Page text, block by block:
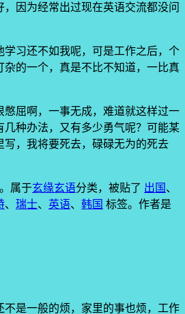
因为经常出过现在英语交流都没问
学习还不如我呢，可是工作之后，个
杂的一个，真是不比不知道，一比真
憋屈啊，一事无成，难道就这样过一
几种办法，又有多少勇气呢？可能某
写，我将要死去，碌碌无为的死去
。属于玄缘玄语分类，被贴了 出国 、
、 瑞士、 英语、 韩国 标签。 作者是
不是一般的烦，家里的事也烦，工作